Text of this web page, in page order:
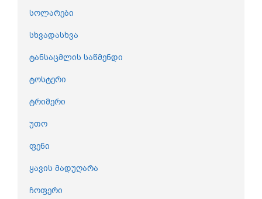
სოლარები
სხვადასხვა
ტანსაცმლის საწმენდი
ტოსტერი
ტრიმერი
უთო
ფენი
ყავის მადუღარა
ჩოფერი